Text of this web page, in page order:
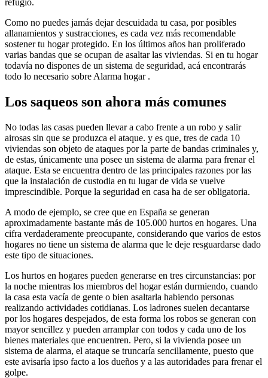
refugio.
Como no puedes jamás dejar descuidada tu casa, por posibles
allanamientos y sustracciones, es cada vez más recomendable
sostener tu hogar protegido. En los últimos años han proliferado
varias bandas que se ocupan de asaltar las viviendas. Si en tu hogar
todavía no dispones de un sistema de seguridad, acá encontrarás
todo lo necesario sobre Alarma hogar .
Los saqueos son ahora más comunes
No todas las casas pueden llevar a cabo frente a un robo y salir
airosas sin que se produzca el ataque. y es que, tres de cada 10
viviendas son objeto de ataques por la parte de bandas criminales y,
de estas, únicamente una posee un sistema de alarma para frenar el
ataque. Esta se encuentra dentro de las principales razones por las
que la instalación de custodia en tu lugar de vida se vuelve
imprescindible. Porque la seguridad en casa ha de ser obligatoria.
A modo de ejemplo, se cree que en España se generan
aproximadamente bastante más de 105.000 hurtos en hogares. Una
cifra verdaderamente preocupante, considerando que varios de estos
hogares no tiene un sistema de alarma que le deje resguardarse dado
este tipo de situaciones.
Los hurtos en hogares pueden generarse en tres circunstancias: por
la noche mientras los miembros del hogar están durmiendo, cuando
la casa esta vacía de gente o bien asaltarla habiendo personas
realizando actividades cotidianas. Los ladrones suelen decantarse
por los hogares despejados, de esta forma los robos se generan con
mayor sencillez y pueden arramplar con todos y cada uno de los
bienes materiales que encuentren. Pero, si la vivienda posee un
sistema de alarma, el ataque se truncaría sencillamente, puesto que
este avisaría ipso facto a los dueños y a las autoridades para frenar el
golpe.